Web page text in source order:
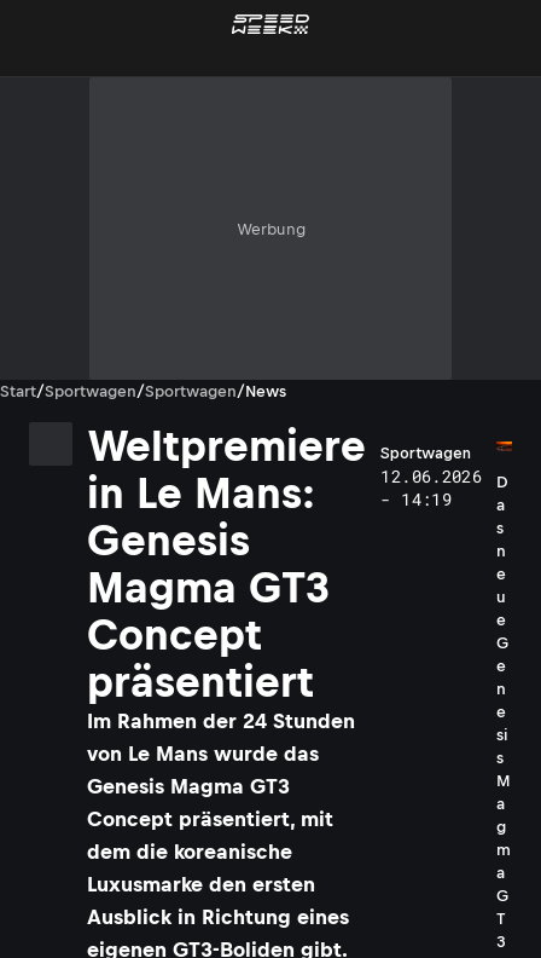
Werbung
Start/Sportwagen/Sportwagen/News
Weltpremiere
in Le Mans:
Genesis
Magma GT3
Concept
präsentiert
Im Rahmen der 24 Stunden
von Le Mans wurde das
Genesis Magma GT3
Concept präsentiert, mit
dem die koreanische
Luxusmarke den ersten
Ausblick in Richtung eines
eigenen GT3-Boliden gibt.
Sportwagen
12.06.2026
- 14:19
D
a
s
n
e
u
e
G
e
n
e
si
s
M
a
g
m
a
G
T
3